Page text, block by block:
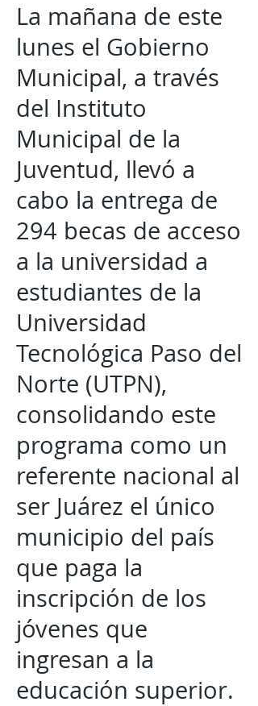
La mañana de este
lunes el Gobierno
Municipal, a través
del Instituto
Municipal de la
Juventud, llevó a
cabo la entrega de
294 becas de acceso
a la universidad a
estudiantes de la
Universidad
Tecnológica Paso del
Norte (UTPN),
consolidando este
programa como un
referente nacional al
ser Juárez el único
municipio del país
que paga la
inscripción de los
jóvenes que
ingresan a la
educación superior.